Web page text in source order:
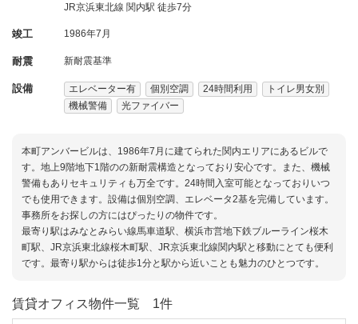
JR京浜東北線 関内駅 徒歩7分
竣工 1986年7月
耐震 新耐震基準
設備 エレベーター有 個別空調 24時間利用
トイレ男女別
機械警備
光ファイバー
本町アンバービルは、1986年7月に建てられた関内エリアにあるビルで
す。地上9階地下1階のの新耐震構造となっており安心です。また、機械
警備もありセキュリティも万全です。24時間入室可能となっておりいつ
でも使用できます。設備は個別空調、エレベータ2基を完備しています。
事務所をお探しの方にはぴったりの物件です。
最寄り駅はみなとみらい線馬車道駅、横浜市営地下鉄ブルーライン桜木
町駅、JR京浜東北線桜木町駅、JR京浜東北線関内駅と移動にとても便利
です。最寄り駅からは徒歩1分と駅から近いことも魅力のひとつです。
賃貸オフィス物件一覧 1件